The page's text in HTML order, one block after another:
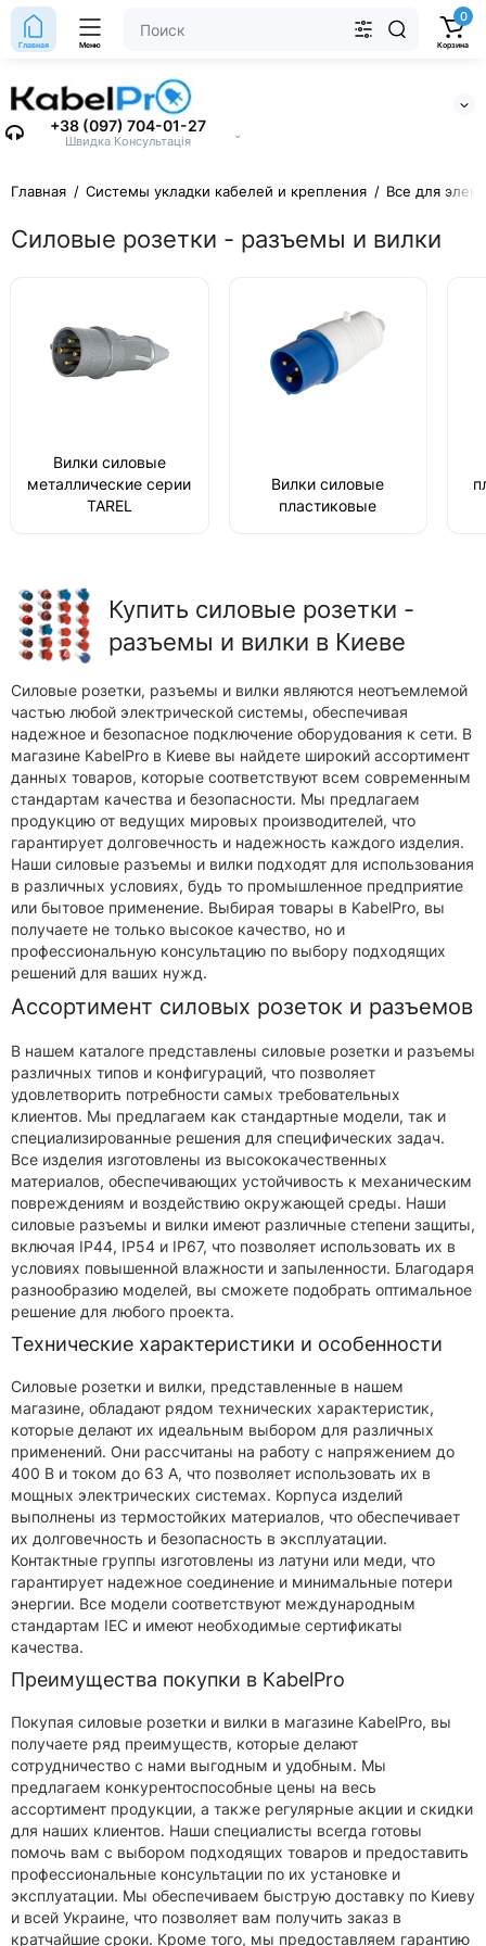
+38 (097) 704-01-27
Швидка Консультація
⌄
Главная Меню
0
Корзина
Главная Системы укладки кабелей и крепления Все для
Силовые розетки - разъемы и вилки
Вилки силовые
металлические серии
TAREL
Вилки силовые
пластиковые
Купить силовые розетки -
разъемы и вилки в Киеве
Силовые розетки, разъемы и вилки являются неотъемлемой
частью любой электрической системы, обеспечивая
надежное и безопасное подключение оборудования к сети. В
магазине KabelPro в Киеве вы найдете широкий ассортимент
данных товаров, которые соответствуют всем современным
стандартам качества и безопасности. Мы предлагаем
продукцию от ведущих мировых производителей, что
гарантирует долговечность и надежность каждого изделия.
Наши силовые разъемы и вилки подходят для использования
в различных условиях, будь то промышленное предприятие
или бытовое применение. Выбирая товары в KabelPro, вы
получаете не только высокое качество, но и
профессиональную консультацию по выбору подходящих
решений для ваших нужд.
Ассортимент силовых розеток и разъемов
В нашем каталоге представлены силовые розетки и разъемы
различных типов и конфигураций, что позволяет
удовлетворить потребности самых требовательных
клиентов. Мы предлагаем как стандартные модели, так и
специализированные решения для специфических задач.
Все изделия изготовлены из высококачественных
материалов, обеспечивающих устойчивость к механическим
повреждениям и воздействию окружающей среды. Наши
силовые разъемы и вилки имеют различные степени защиты,
включая IP44, IP54 и IP67, что позволяет использовать их в
условиях повышенной влажности и запыленности. Благодаря
разнообразию моделей, вы сможете подобрать оптимальное
решение для любого проекта.
Технические характеристики и особенности
Силовые розетки и вилки, представленные в нашем
магазине, обладают рядом технических характеристик,
которые делают их идеальным выбором для различных
применений. Они рассчитаны на работу с напряжением до
400 В и током до 63 А, что позволяет использовать их в
мощных электрических системах. Корпуса изделий
выполнены из термостойких материалов, что обеспечивает
их долговечность и безопасность в эксплуатации.
Контактные группы изготовлены из латуни или меди, что
гарантирует надежное соединение и минимальные потери
энергии. Все модели соответствуют международным
стандартам IEC и имеют необходимые сертификаты
качества.
Преимущества покупки в KabelPro
Покупая силовые розетки и вилки в магазине KabelPro, вы
получаете ряд преимуществ, которые делают
сотрудничество с нами выгодным и удобным. Мы
предлагаем конкурентоспособные цены на весь
ассортимент продукции, а также регулярные акции и скидки
для наших клиентов. Наши специалисты всегда готовы
помочь вам с выбором подходящих товаров и предоставить
профессиональные консультации по их установке и
эксплуатации. Мы обеспечиваем быструю доставку по Киеву
и всей Украине, что позволяет вам получить заказ в
кратчайшие сроки. Кроме того, мы предоставляем гарантию